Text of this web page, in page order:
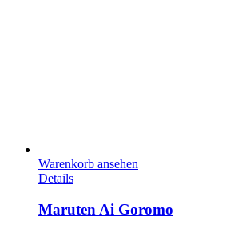
Warenkorb ansehen
Details
Maruten Ai Goromo